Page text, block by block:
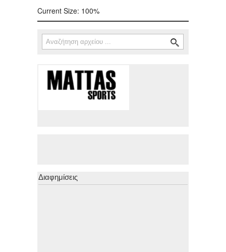
Current Size: 100%
Φόρμα αναζήτησης
Αναζήτηση
Διαφημίσεις